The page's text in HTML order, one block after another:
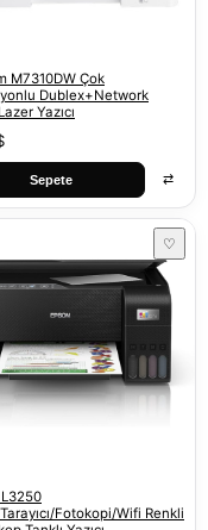
M7310DW Çok
Dublex+Network
Yazıcı
Sepete ⇄
♡
Tarayıcı/Fotokopi/Wifi Renkli